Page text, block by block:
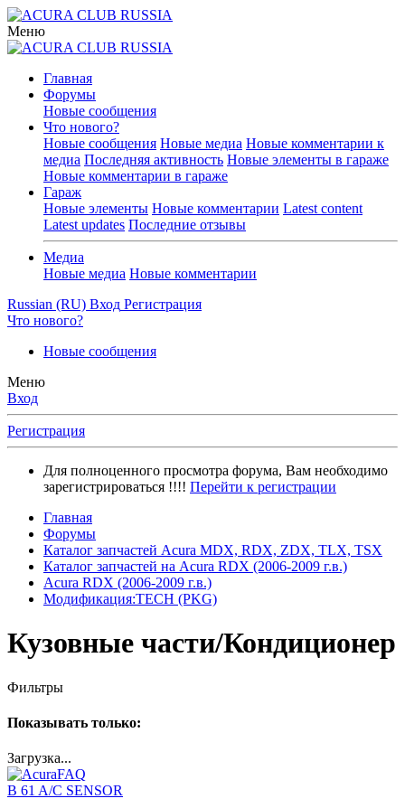
Меню
Главная
Форумы
Новые сообщения
Что нового?
Новые сообщения Новые медиа Новые комментарии к
медиа Последняя активность Новые элементы в гараже
Новые комментарии в гараже
Гараж
Новые элементы Новые комментарии Latest content
Latest updates Последние отзывы
Медиа
Новые медиа Новые комментарии
Russian (RU) Вход Регистрация
Что нового?
Новые сообщения
Меню
Вход
Регистрация
Для полноценного просмотра форума, Вам необходимо
зарегистрироваться !!!! Перейти к регистрации
Главная
Форумы
Каталог запчастей Acura MDX, RDX, ZDX, TLX, TSX
Каталог запчастей на Acura RDX (2006-2009 г.в.)
Acura RDX (2006-2009 г.в.)
Модификация:TECH (PKG)
Кузовные части/Кондиционер
Фильтры
Показывать только:
Загрузка...
B 61 A/C SENSOR